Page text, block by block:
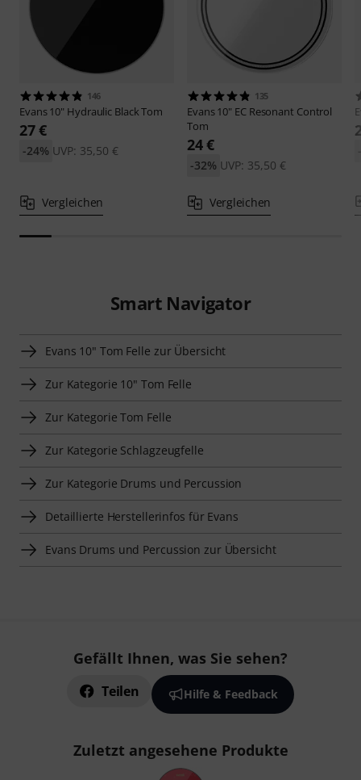
146
Evans10" Hydraulic Black Tom
27 €
UVP: 35,50 €
-24%
Vergleichen
135
Evans10" EC Resonant Control
Tom
24 €
UVP: 35,50 €
-32%
Vergleichen
Smart Navigator
Evans 10" Tom Felle zur Übersicht
Zur Kategorie 10" Tom Felle
Zur Kategorie Tom Felle
Zur Kategorie Schlagzeugfelle
Zur Kategorie Drums und Percussion
Detaillierte Herstellerinfos für Evans
Evans Drums und Percussion zur Übersicht
Gefällt Ihnen, was Sie sehen?
Teilen Hilfe & Feedback
Zuletzt angesehene Produkte